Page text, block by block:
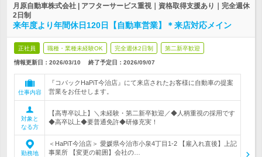
月原自動車株式会社 | アフターサービス重視｜資格取得支援あり｜完全週休
2日制
来年度より年間休日120日【自動車営業】＊来店対応メイン
正社員 職種・業種未経験OK 完全週休2日制 第二新卒歓迎
情報更新日：2026/03/10 終了予定日： 2026/09/07
仕事内容
『コバックHaPiT今治店』にて来店されたお客様に自動車の提案
営業をお任せします。
対象と
なる方
【高専卒以上】＼未経験・第二新卒歓迎／◆人柄重視の採用です
◆高卒以上◆要普通免許◆研修充実！
勤務地
＜HaPiT今治店＞ 愛媛県今治市小泉4丁目1-2 【雇入れ直後】上記
事業所 【変更の範囲】会社の…